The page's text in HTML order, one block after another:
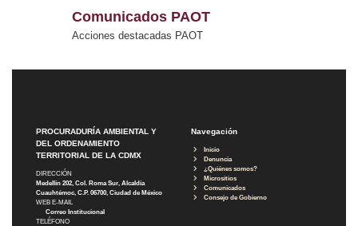
Comunicados PAOT
Acciones destacadas PAOT
PROCURADURÍA AMBIENTAL Y
DEL ORDENAMIENTO
TERRITORIAL DE LA CDMX
DIRECCIÓN
Medellín 202, Col. Roma Sur, Alcaldía
Cuauhtémoc, C.P. 06700, Ciudad de México
WEB E-MAIL
Correo Institucional
TELÉFONO
Navegación
Inicio
Denuncia
¿Quiénes somos?
Micrositios
Comunicados
Consejo de Gobierno